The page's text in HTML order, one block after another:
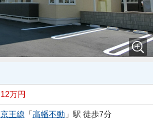
12万円
京王線 「 高幡不動 」駅 徒歩7分